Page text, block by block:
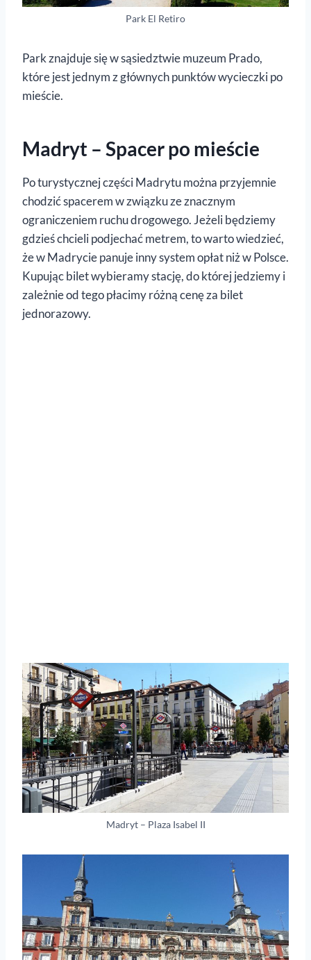
Park El Retiro
Park znajduje się w sąsiedztwie muzeum Prado,
które jest jednym z głównych punktów wycieczki po
mieście.
Madryt – Spacer po mieście
Po turystycznej części Madrytu można przyjemnie
chodzić spacerem w związku ze znacznym
ograniczeniem ruchu drogowego. Jeżeli będziemy
gdzieś chcieli podjechać metrem, to warto wiedzieć,
że w Madrycie panuje inny system opłat niż w Polsce.
Kupując bilet wybieramy stację, do której jedziemy i
zależnie od tego płacimy różną cenę za bilet
jednorazowy.
Madryt – Plaza Isabel II